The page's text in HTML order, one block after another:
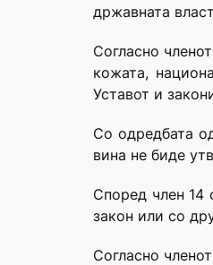
државната
Согласно
кожата,
Уставот и
Со одредбата
вина не биде
Според член 14
закон или со
Согласно